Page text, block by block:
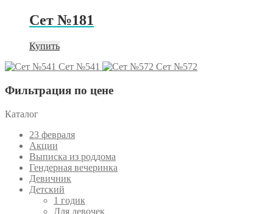
Сет №181
Купить
Сет №541
Сет №572
Фильтрация по цене
Каталог
23 февраля
Акции
Выписка из роддома
Гендерная вечеринка
Девичник
Детский
1 годик
Для девочек